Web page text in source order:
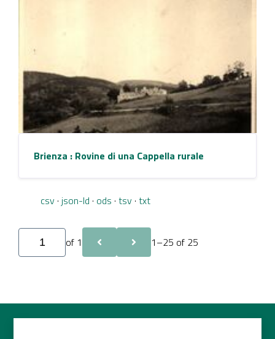
Brienza : Rovine di una Cappella rurale
csv json-ld ods tsv txt
of 1 1–25 of 25